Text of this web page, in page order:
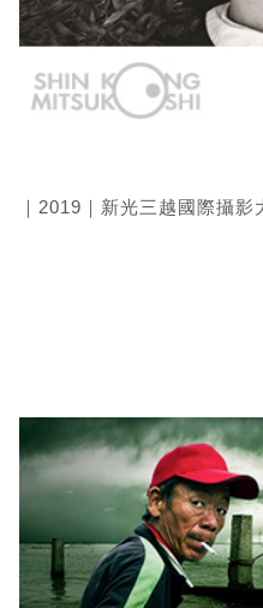
｜2019｜新光三越國際攝影